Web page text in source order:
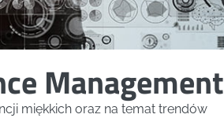
Management
miękkich oraz na temat trendów